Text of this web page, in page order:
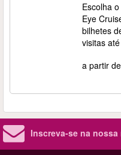
Escolha
Eye
bilhetes
visitas
a partir de
Inscreva-se na